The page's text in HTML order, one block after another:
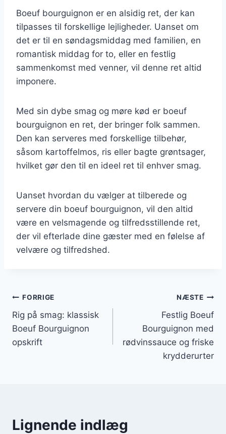
Boeuf bourguignon er en alsidig ret, der kan
tilpasses til forskellige lejligheder. Uanset om
det er til en søndagsmiddag med familien, en
romantisk middag for to, eller en festlig
sammenkomst med venner, vil denne ret altid
imponere.
Med sin dybe smag og møre kød er boeuf
bourguignon en ret, der bringer folk sammen.
Den kan serveres med forskellige tilbehør,
såsom kartoffelmos, ris eller bagte grøntsager,
hvilket gør den til en ideel ret til enhver smag.
Uanset hvordan du vælger at tilberede og
servere din boeuf bourguignon, vil den altid
være en velsmagende og tilfredsstillende ret,
der vil efterlade dine gæster med en følelse af
velvære og tilfredshed.
Indlægsnavigation
FORRIGE
Rig på smag: klassisk
Boeuf Bourguignon
opskrift
NÆSTE
Festlig Boeuf
Bourguignon med
rødvinssauce og friske
krydderurter
Lignende indlæg